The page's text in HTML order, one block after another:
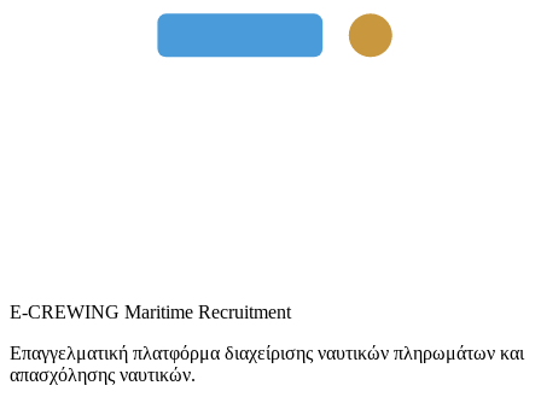
E-CREWING Maritime Recruitment
Επαγγελματική πλατφόρμα διαχείρισης ναυτικών πληρωμάτων και
απασχόλησης ναυτικών.